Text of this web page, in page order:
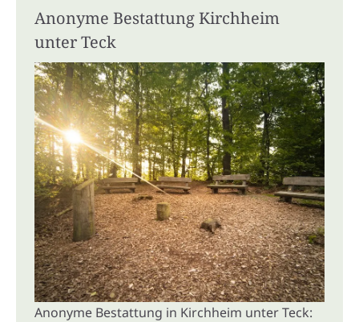
Anonyme Bestattung Kirchheim
unter Teck
Anonyme Bestattung in Kirchheim unter Teck: